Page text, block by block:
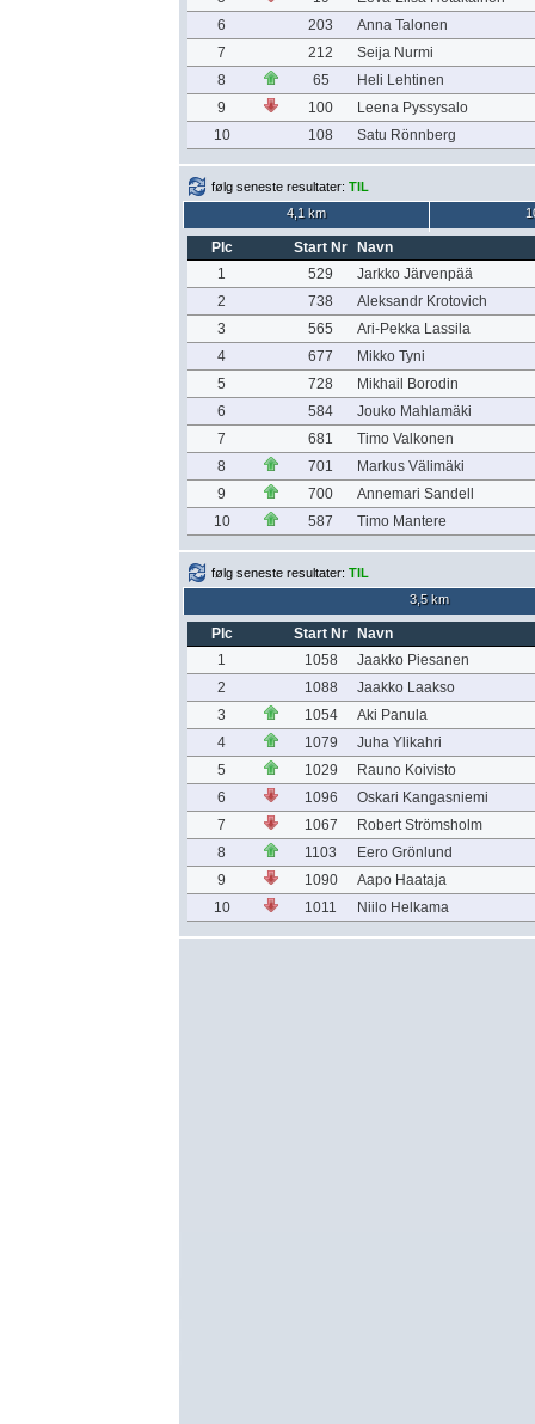
6
203
Anna Talonen
7
212
Seija Nurmi
8
65
Heli Lehtinen
9
100
Leena Pyssysalo
10
108 Satu Rönnberg
følg seneste resultater: TIL
4,1 km
Plc Start Nr
Navn
1
529
Jarkko Järvenpää
2
738
Aleksandr Krotovich
3
565
Ari-Pekka Lassila
4
677
Mikko Tyni
5
728
Mikhail Borodin
6
584
Jouko Mahlamäki
7
681
Timo Valkonen
8
701
Markus Välimäki
9
700
Annemari Sandell
10
587 Timo Mantere
følg seneste resultater: TIL
3,5 km
Plc Start Nr
Navn
1
1058
Jaakko Piesanen
2
1088
Jaakko Laakso
3
1054
Aki Panula
4
1079
Juha Ylikahri
5
1029
Rauno Koivisto
6
1096
Oskari Kangasniemi
7
1067
Robert Strömsholm
8
1103
Eero Grönlund
9
1090
Aapo Haataja
10
1011 Niilo Helkama